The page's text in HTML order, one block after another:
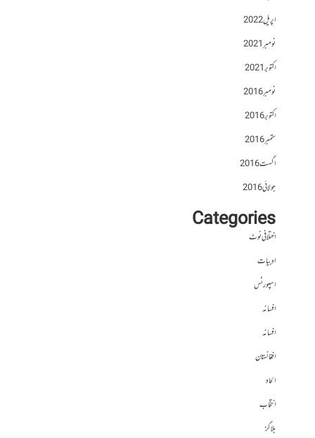
اپریل 2022
نومبر 2021
اکتوبر 2021
نومبر 2016
اکتوبر 2016
ستمبر 2016
اگست 2016
جولائی 2016
Categories
اختلافی نوٹ
ادبیات
اسپورٹس
افسانہ
افسانہ
افغانستان
الحاد
انتخاب
بلاگز